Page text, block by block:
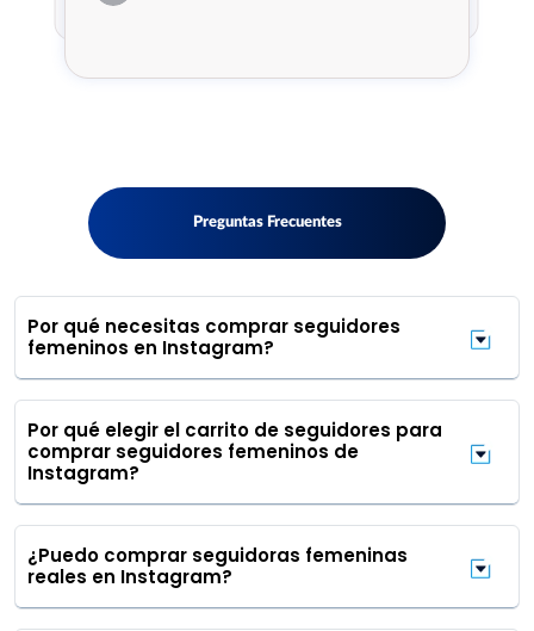
Preguntas Frecuentes
Por qué necesitas comprar seguidores
femeninos en Instagram?
Por qué elegir el carrito de seguidores para
comprar seguidores femeninos de
Instagram?
¿Puedo comprar seguidoras femeninas
reales en Instagram?